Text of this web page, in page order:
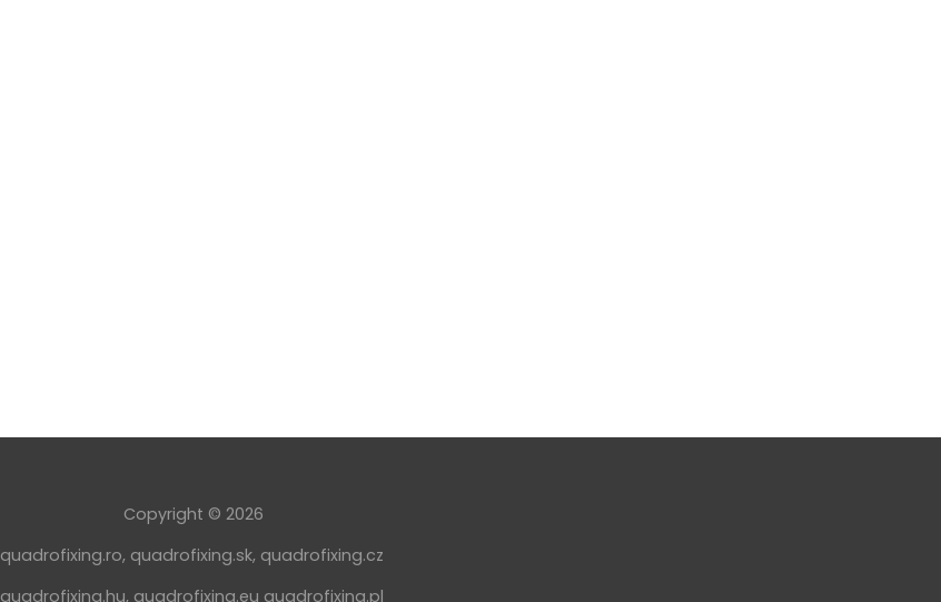
Copyright © 2026
quadrofixing.ro, quadrofixing.sk, quadrofixing.cz
quadrofixing.hu, quadrofixing.eu quadrofixing.pl